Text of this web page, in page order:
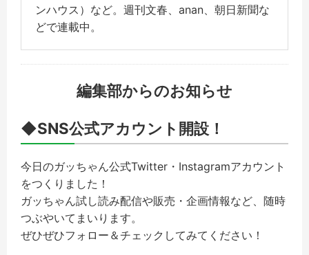
ンハウス）など。週刊文春、anan、朝日新聞な
どで連載中。
編集部からのお知らせ
◆SNS公式アカウント開設！
今日のガッちゃん公式Twitter・Instagramアカウント
をつくりました！
ガッちゃん試し読み配信や販売・企画情報など、随時
つぶやいてまいります。
ぜひぜひフォロー＆チェックしてみてください！